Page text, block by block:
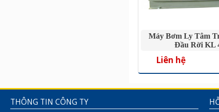
Máy Bơm Ly Tâm
Đầu Rời KL
Liên hệ
THÔNG TIN CÔNG TY